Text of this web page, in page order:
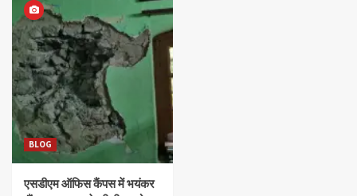
BLOG
एसडीएम ऑफिस कैंपस में भयंकर